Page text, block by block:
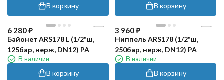
В корзину В корзину
6 280₽
Байонет ARS178 L (1/2"ш,
125бар, нерж, DN12) PA
В наличии
В корзину
3 960₽
Ниппель ARS178 (1/2"ш,
250бар, нерж, DN12) PA
В наличии
В корзину